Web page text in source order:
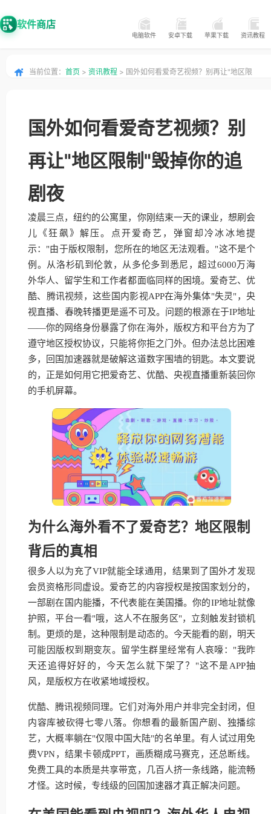
软件商店
电脑软件 安卓下载 苹果下载 资讯教程
当前位置： 首页 > 资讯教程 > 国外如何看爱奇艺视频？别再让"地区限
国外如何看爱奇艺视频？别
再让"地区限制"毁掉你的追
剧夜
凌晨三点，纽约的公寓里，你刚结束一天的课业，想刷会
儿《狂飙》解压。点开爱奇艺，弹窗却冷冰冰地提
示："由于版权限制，您所在的地区无法观看。"这不是个
例。从洛杉矶到伦敦，从多伦多到悉尼，超过6000万海
外华人、留学生和工作者都面临同样的困境。爱奇艺、优
酷、腾讯视频，这些国内影视APP在海外集体"失灵"，央
视直播、春晚转播更是遥不可及。问题的根源在于IP地址
——你的网络身份暴露了你在海外，版权方和平台方为了
遵守地区授权协议，只能将你拒之门外。但办法总比困难
多，回国加速器就是破解这道数字围墙的钥匙。本文要说
的，正是如何用它把爱奇艺、优酷、央视直播重新装回你
的手机屏幕。
为什么海外看不了爱奇艺？地区限制
背后的真相
很多人以为充了VIP就能全球通用，结果到了国外才发现
会员资格形同虚设。爱奇艺的内容授权是按国家划分的，
一部剧在国内能播，不代表能在美国播。你的IP地址就像
护照，平台一看"哦，这人不在服务区"，立刻触发封锁机
制。更烦的是，这种限制是动态的。今天能看的剧，明天
可能因版权到期变灰。留学生群里经常有人哀嚎："我昨
天还追得好好的，今天怎么就下架了？"这不是APP抽
风，是版权方在收紧地域授权。
优酷、腾讯视频同理。它们对海外用户并非完全封闭，但
内容库被砍得七零八落。你想看的最新国产剧、独播综
艺，大概率躺在"仅限中国大陆"的名单里。有人试过用免
费VPN，结果卡顿成PPT，画质糊成马赛克，还总断线。
免费工具的本质是共享带宽，几百人挤一条线路，能流畅
才怪。这时候，专线级的回国加速器才真正解决问题。